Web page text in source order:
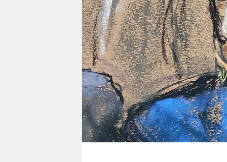
verlag
verlag
veranstaltungen
shop
fragen & hilfe
unterstützen
abo
genossenschaft